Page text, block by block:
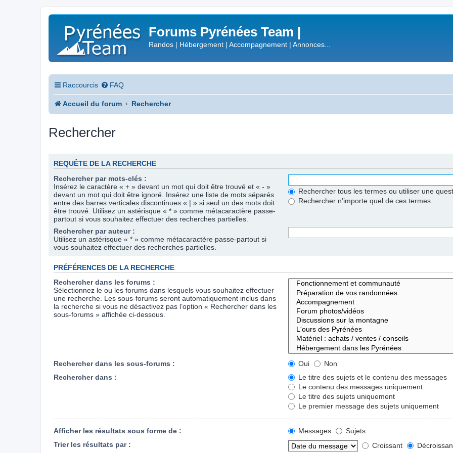
Forums Pyrénées Team |
Randos | Hébergement | Accompagnement | Annonces...
Raccourcis FAQ
Accueil du forum Rechercher
Rechercher
REQUÊTE DE LA RECHERCHE
Rechercher par mots-clés :
Insérez le caractère « + » devant un mot qui doit être trouvé et « - »
devant un mot qui doit être ignoré. Insérez une liste de mots séparés
entre des barres verticales discontinues « | » si seul un des mots doit
être trouvé. Utilisez un astérisque « * » comme métacaractère passe-
partout si vous souhaitez effectuer des recherches partielles.
Rechercher tous les termes ou utiliser une
Rechercher n’importe quel de ces termes
Rechercher par auteur :
Utilisez un astérisque « * » comme métacaractère passe-partout si
vous souhaitez effectuer des recherches partielles.
PRÉFÉRENCES DE LA RECHERCHE
Rechercher dans les forums :
Sélectionnez le ou les forums dans lesquels vous souhaitez effectuer
une recherche. Les sous-forums seront automatiquement inclus dans
la recherche si vous ne désactivez pas l’option « Rechercher dans les
sous-forums » affichée ci-dessous.
Rechercher dans les sous-forums : Oui
Non
Rechercher dans :
Le titre des sujets et le contenu des messages
Le contenu des messages uniquement
Le titre des sujets uniquement
Le premier message des sujets uniquement
Afficher les résultats sous forme de : Messages
Sujets
Trier les résultats par :
Croissant